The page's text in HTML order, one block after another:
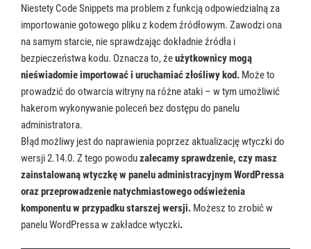
Niestety Code Snippets ma problem z funkcją odpowiedzialną za
importowanie gotowego pliku z kodem źródłowym. Zawodzi ona
na samym starcie, nie sprawdzając dokładnie źródła i
bezpieczeństwa kodu. Oznacza to, że ​​użytkownicy mogą
nieświadomie importować i uruchamiać złośliwy kod. Może to
prowadzić do otwarcia witryny na różne ataki – w tym umożliwić
hakerom wykonywanie poleceń bez dostępu do panelu
administratora.
Błąd możliwy jest do naprawienia poprzez aktualizację wtyczki do
wersji 2.14.0. Z tego powoduzalecamy sprawdzenie, czy masz
zainstalowaną wtyczkę w panelu administracyjnym WordPressa
oraz przeprowadzenie natychmiastowego odświeżenia
komponentu w przypadku starszej wersji. Możesz to zrobić w
panelu WordPressa w zakładce wtyczki.